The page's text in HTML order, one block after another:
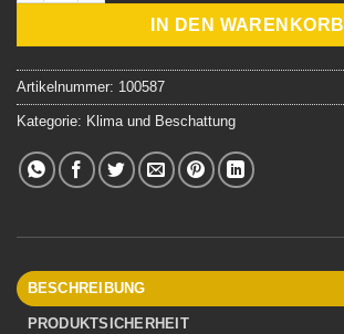
IN DEN WARENKORB
Artikelnummer: 100587
Kategorie: Klima und Beschattung
BESCHREIBUNG
PRODUKTSICHERHEIT